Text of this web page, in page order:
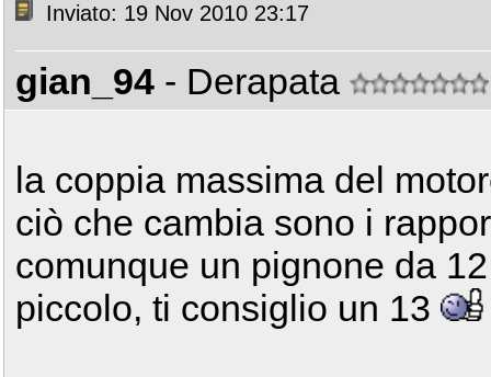
Inviato: 19 Nov 2010 23:17
gian_94 - Derapata
la coppia massima del
ciò che cambia sono i
comunque un pignone da
piccolo, ti consiglio un 13